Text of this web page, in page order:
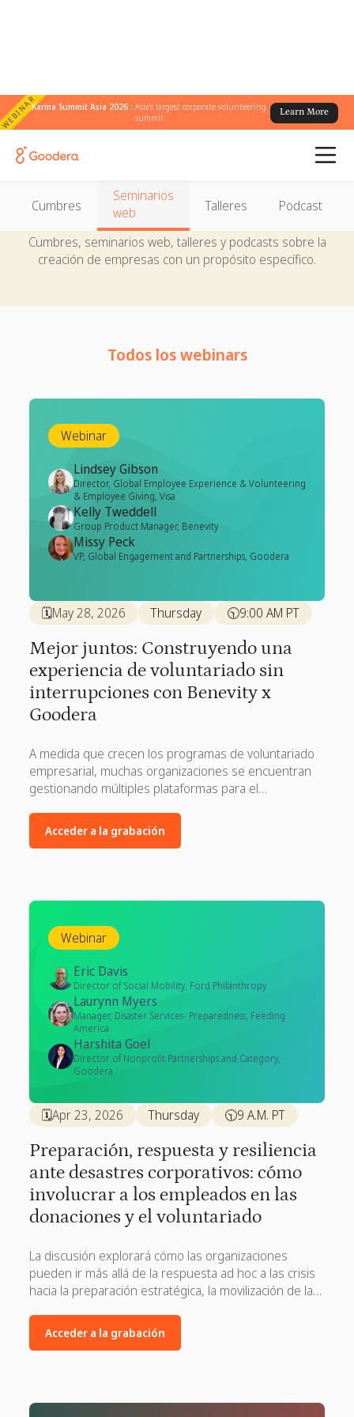
WEBINARKarma Summit Asia 2026 :Asia's largest corporate volunteering
summit
Learn More
Cumbres
Seminarios
web
Talleres Podcast
Reúnanse por el bien
Cumbres, seminarios web, talleres y podcasts sobre la
creación de empresas con un propósito específico.
Todos los webinars
Webinar
Lindsey Gibson
Director, Global Employee Experience & Volunteering
& Employee Giving, Visa
Kelly Tweddell
Group Product Manager, Benevity
Missy Peck
VP, Global Engagement and Partnerships, Goodera
🗓️May 28, 2026 Thursday 🕥9:00 AM PT
Mejor juntos: Construyendo una
experiencia de voluntariado sin
interrupciones con Benevity x
Goodera
A medida que crecen los programas de voluntariado
empresarial, muchas organizaciones se encuentran
gestionando múltiples plataformas para el
la elaboración de informes. Aunque cada herramienta
cumple una función, este enfoque fragmentado a
empleados.
Acceder a la grabación
Webinar
Eric Davis
Director of Social Mobility, Ford Philanthropy
Laurynn Myers
Manager, Disaster Services- Preparedness, Feeding
America
Harshita Goel
Director of Nonprofit Partnerships and Category,
Goodera
🗓️Apr 23, 2026 Thursday 🕥9 A.M. PT
Preparación, respuesta y resiliencia
ante desastres corporativos: cómo
involucrar a los empleados en las
donaciones y el voluntariado
La discusión explorará cómo las organizaciones
pueden ir más allá de la respuesta ad hoc a las crisis
hacia la preparación estratégica, la movilización de la
Acceder a la grabación